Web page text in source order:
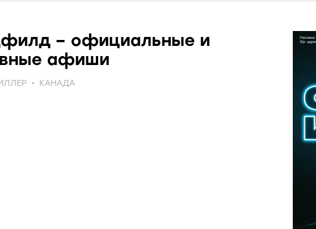
– официальные и
афиши
КАНАДА